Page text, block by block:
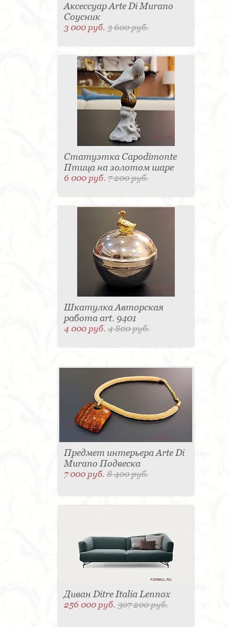
Аксессуар Arte Di Murano
Соусник
3 000 руб.3 600 руб.
Статуэтка Capodimonte
Птица на золотом шаре
6 000 руб.7 200 руб.
Шкатулка Авторская
работа art. 9401
4 000 руб.4 800 руб.
Предмет интерьера Arte Di
Murano Подвеска
7 000 руб.8 400 руб.
Диван Ditre Italia Lennox
256 000 руб.307 200 руб.